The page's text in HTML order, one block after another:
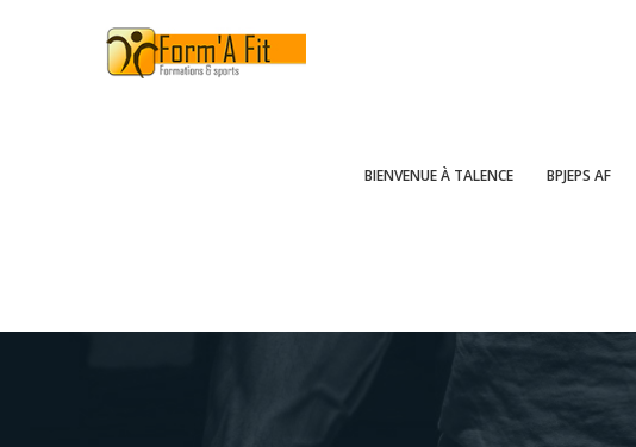
BIENVENUE À TALENCE BPJEPS AF